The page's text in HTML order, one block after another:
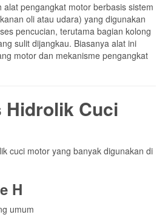
alat pengangkat motor berbasis sistem
oli atau udara) yang digunakan
pencucian, terutama bagian kolong
sulit dijangkau. Biasanya alat ini
motor dan mekanisme pengangkat
Cuci
cuci motor yang banyak digunakan di
H
umum